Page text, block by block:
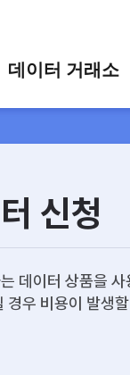
데이터 거래소
상세 검색
맞춤형 데이터 신청
타 플랫폼 상품 검색
신청
데이터 상품을
우 비용이 발생